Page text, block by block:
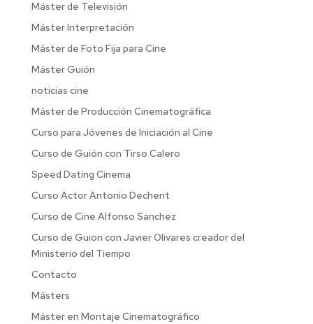
Máster de Televisión
Máster Interpretación
Máster de Foto Fija para Cine
Máster Guión
noticias cine
Máster de Producción Cinematográfica
Curso para Jóvenes de Iniciación al Cine
Curso de Guión con Tirso Calero
Speed Dating Cinema
Curso Actor Antonio Dechent
Curso de Cine Alfonso Sanchez
Curso de Guion con Javier Olivares creador del
Ministerio del Tiempo
Contacto
Másters
Máster en Montaje Cinematográfico